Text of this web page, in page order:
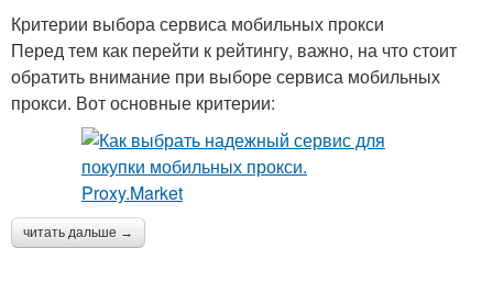
Критерии выбора сервиса мобильных прокси
Перед тем как перейти к рейтингу, важно, на что стоит
обратить внимание при выборе сервиса мобильных
прокси. Вот основные критерии:
читать дальше →